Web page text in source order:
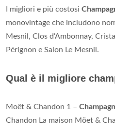
I migliori e più costosi
monovintage che includono
Mesnil, Clos d'Ambonnay,
Pérignon e Salon Le Mesnil.
Qual è il migliore
Moët & Chandon 1 –
Chandon La maison Möet &